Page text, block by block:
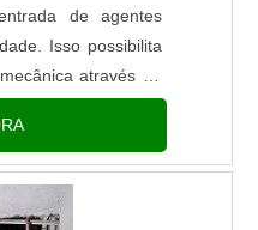
de agentes
Isso possibilita
através da
da metalização ou